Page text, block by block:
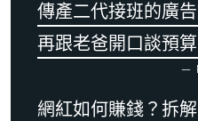
傳產二代接班的廣
再跟老爸開口談預算
網紅如何賺錢？拆